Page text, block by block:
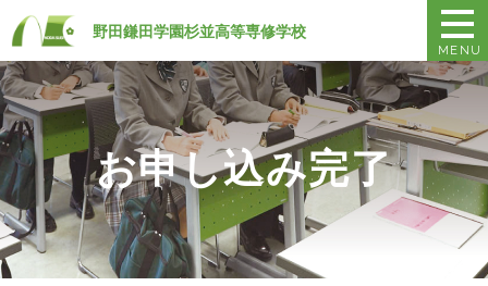
野田鎌田学園杉並高等専修学校
MENU
お申し込み完了